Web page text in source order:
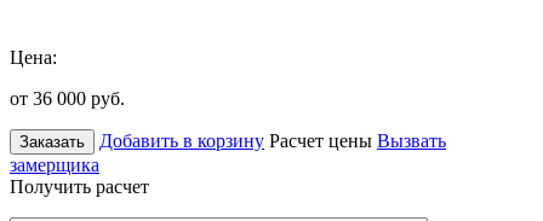
Цена:
от 36 000 руб.
Заказать Добавить в корзину Расчет цены Вызвать
замерщика
Получить расчет